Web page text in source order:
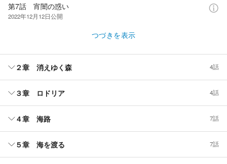
第7話 宵闇の惑い
2022年12月12日公開
つづきを表示
２章 消えゆく森 4話
３章 ロドリア 4話
４章 海路 7話
５章 海を渡る 7話